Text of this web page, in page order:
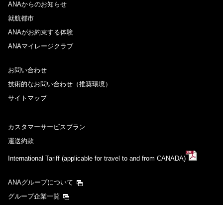
ANAからのお知らせ
就航都市
ANAがお約束する体験
ANAマイレージクラブ
お問い合わせ
技術的なお問い合わせ（推奨環境）
サイトマップ
カスタマーサービスプラン
運送約款
International Tariff (applicable for travel to and from CANADA)
ANAグループについて
グループ企業一覧